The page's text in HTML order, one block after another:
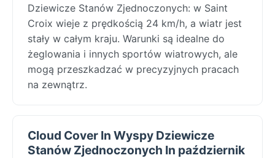
Dziewicze Stanów Zjednoczonych: w Saint
Croix wieje z prędkością 24 km/h, a wiatr jest
stały w całym kraju. Warunki są idealne do
żeglowania i innych sportów wiatrowych, ale
mogą przeszkadzać w precyzyjnych pracach
na zewnątrz.
Cloud Cover In Wyspy Dziewicze
Stanów Zjednoczonych In październik